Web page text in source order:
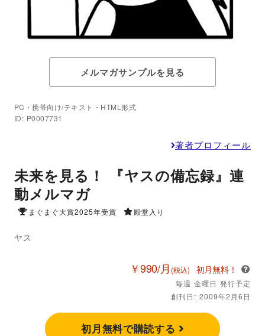
メルマガサンプルを見る
PC・携帯向け/テキスト・HTML形式
ID: P0007731
著者プロフィール
未来を見る！ 『ヤスの備忘録』連
動メルマガ
まぐまぐ大賞2025年受賞 殿堂入り
ヤス
￥990/月 (税込) 初月無料！
毎週 金曜日 発行予定
創刊日: 2009年2月6日
初月無料で購読する